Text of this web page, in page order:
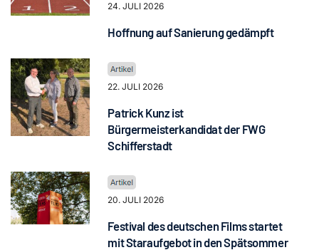
24. JULI 2026
Hoffnung auf Sanierung gedämpft
22. JULI 2026
Patrick Kunz ist
Bürgermeisterkandidat der FWG
Schifferstadt
20. JULI 2026
Festival des deutschen Films startet
mit Staraufgebot in den Spätsommer